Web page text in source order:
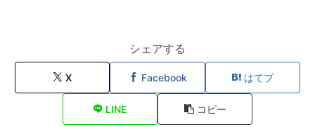
シェアする
X Facebook はてブ
LINE コピー